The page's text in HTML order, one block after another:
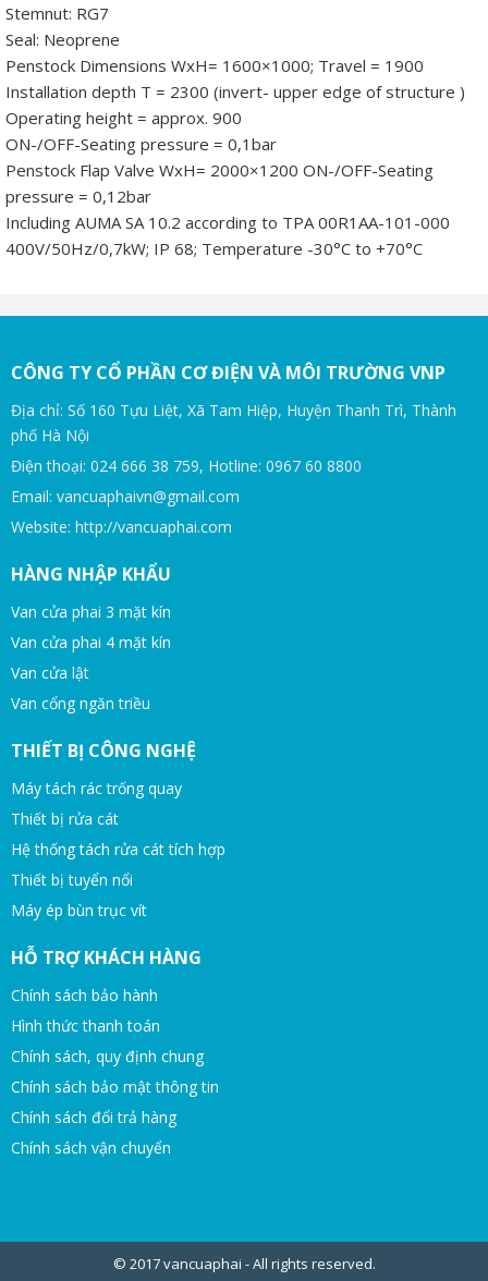
Stemnut: RG7
Seal: Neoprene
Penstock Dimensions WxH= 1600×1000; Travel = 1900
Installation depth T = 2300 (invert- upper edge of structure )
Operating height = approx. 900
ON-/OFF-Seating pressure = 0,1bar
Penstock Flap Valve WxH= 2000×1200 ON-/OFF-Seating
pressure = 0,12bar
Including AUMA SA 10.2 according to TPA 00R1AA-101-000
400V/50Hz/0,7kW; IP 68; Temperature -30°C to +70°C
CÔNG TY CỔ PHẦN CƠ ĐIỆN VÀ MÔI TRƯỜNG VNP
Địa chỉ: Số 160 Tựu Liệt, Xã Tam Hiệp, Huyện Thanh Trì, Thành
phố Hà Nội
Điện thoại: 024 666 38 759, Hotline: 0967 60 8800
Email: vancuaphaivn@gmail.com
Website: http://vancuaphai.com
HÀNG NHẬP KHẨU
Van cửa phai 3 mặt kín
Van cửa phai 4 mặt kín
Van cửa lật
Van cổng ngăn triều
THIẾT BỊ CÔNG NGHỆ
Máy tách rác trống quay
Thiết bị rửa cát
Hệ thống tách rửa cát tích hợp
Thiết bị tuyển nổi
Máy ép bùn trục vít
HỖ TRỢ KHÁCH HÀNG
Chính sách bảo hành
Hình thức thanh toán
Chính sách, quy định chung
Chính sách bảo mật thông tin
Chính sách đổi trả hàng
Chính sách vận chuyển
© 2017 vancuaphai - All rights reserved.